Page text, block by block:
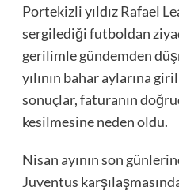
Portekizli yıldız Rafael
sergilediği futboldan
gerilimle gündemden
yılının bahar aylarına
sonuçlar, faturanın
kesilmesine neden oldu.
Nisan ayının son
Juventus